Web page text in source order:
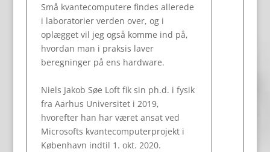
Små kvantecomputere findes allerede
i laboratorier verden over, og i
oplægget vil jeg også komme ind på,
hvordan man i praksis laver
beregninger på ens hardware.
Niels Jakob Søe Loft fik sin ph.d. i fysik
fra Aarhus Universitet i 2019,
hvorefter han har været ansat ved
Microsofts kvantecomputerprojekt i
København indtil 1. okt. 2020.